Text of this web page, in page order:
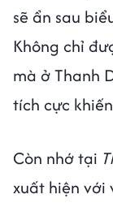
sẽ ẩn sau
Không chỉ
mà ở Thanh
tích cực
Còn nhớ tại
xuất hiện với